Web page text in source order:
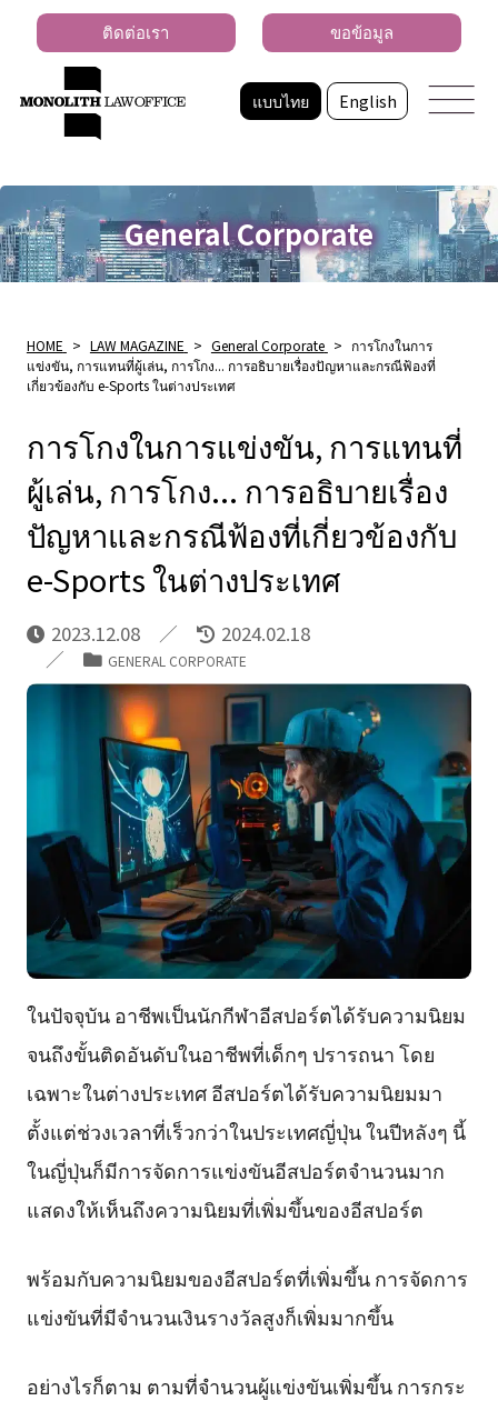
แบบไทย English
ติดต่อเรา ขอข้อมูล
General Corporate
HOME > LAW MAGAZINE > General Corporate > การโกงในการ
แข่งขัน, การแทนที่ผู้เล่น, การโกง... การอธิบายเรื่องปัญหาและกรณีฟ้องที่
เกี่ยวข้องกับ e-Sports ในต่างประเทศ
การโกงในการแข่งขัน, การแทนที่
ผู้เล่น, การโกง... การอธิบายเรื่อง
ปัญหาและกรณีฟ้องที่เกี่ยวข้องกับ
e-Sports ในต่างประเทศ
2023.12.08 2024.02.18
GENERAL CORPORATE
ในปัจจุบัน อาชีพเป็นนักกีฬาอีสปอร์ตได้รับความนิยม
จนถึงขั้นติดอันดับในอาชีพที่เด็กๆ ปรารถนา โดย
เฉพาะในต่างประเทศ อีสปอร์ตได้รับความนิยมมา
ตั้งแต่ช่วงเวลาที่เร็วกว่าในประเทศญี่ปุ่น ในปีหลังๆ นี้
ในญี่ปุ่นก็มีการจัดการแข่งขันอีสปอร์ตจำนวนมาก
แสดงให้เห็นถึงความนิยมที่เพิ่มขึ้นของอีสปอร์ต
พร้อมกับความนิยมของอีสปอร์ตที่เพิ่มขึ้น การจัดการ
แข่งขันที่มีจำนวนเงินรางวัลสูงก็เพิ่มมากขึ้น
อย่างไรก็ตาม ตามที่จำนวนผู้แข่งขันเพิ่มขึ้น การกระ